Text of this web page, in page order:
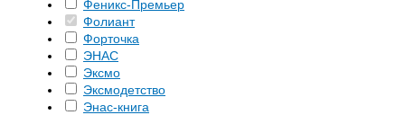
Феникс-Премьер
Фолиант
Форточка
ЭНАС
Эксмо
Эксмодетство
Энас-книга